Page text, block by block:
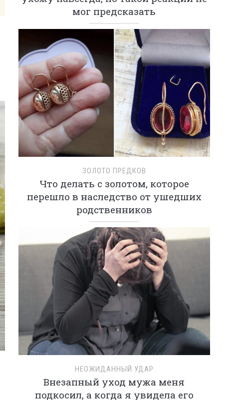
мог предсказать
ЗОЛОТО ПРЕДКОВ
Что делать с золотом, которое
перешло в наследство от ушедших
родственников
НЕОЖИДАННЫЙ УДАР
Внезапный уход мужа меня
подкосил, а когда я увидела его